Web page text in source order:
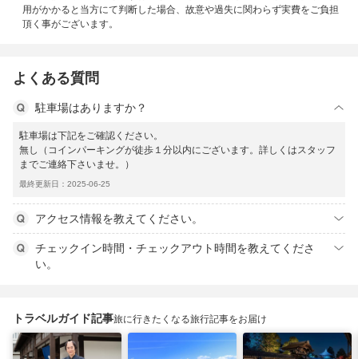
用がかかると当方にて判断した場合、故意や過失に関わらず実費をご負担
頂く事がございます。
よくある質問
駐車場はありますか？
駐車場は下記をご確認ください。
無し（コインパーキングが徒歩１分以内にございます。詳しくはスタッフ
までご連絡下さいませ。）
最終更新日：2025-06-25
アクセス情報を教えてください。
チェックイン時間・チェックアウト時間を教えてくださ
い。
トラベルガイド記事旅に行きたくなる旅行記事をお届け